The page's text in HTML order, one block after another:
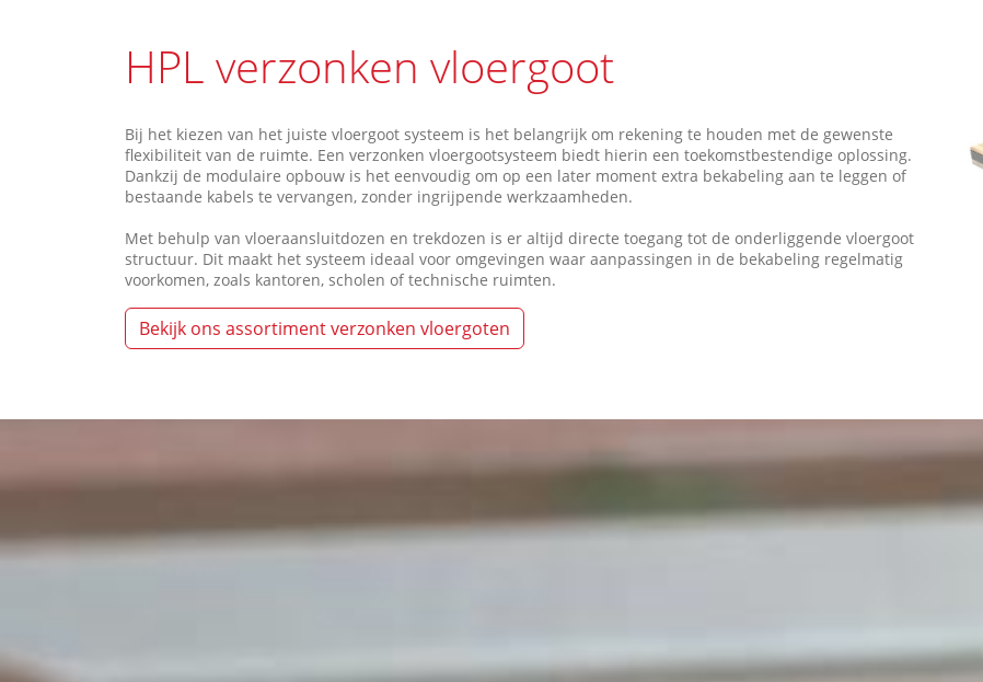
HPL verzonken vloergoot
Bij het kiezen van het juiste vloergoot systeem is het belangrijk om rekening te houden met de gewenste
flexibiliteit van de ruimte. Een verzonken vloergootsysteem biedt hierin een toekomstbestendige oplossing.
Dankzij de modulaire opbouw is het eenvoudig om op een later moment extra bekabeling aan te leggen of
bestaande kabels te vervangen, zonder ingrijpende werkzaamheden.
Met behulp van vloeraansluitdozen en trekdozen is er altijd directe toegang tot de onderliggende vloergoot
structuur. Dit maakt het systeem ideaal voor omgevingen waar aanpassingen in de bekabeling regelmatig
voorkomen, zoals kantoren, scholen of technische ruimten.
Bekijk ons assortiment verzonken vloergoten